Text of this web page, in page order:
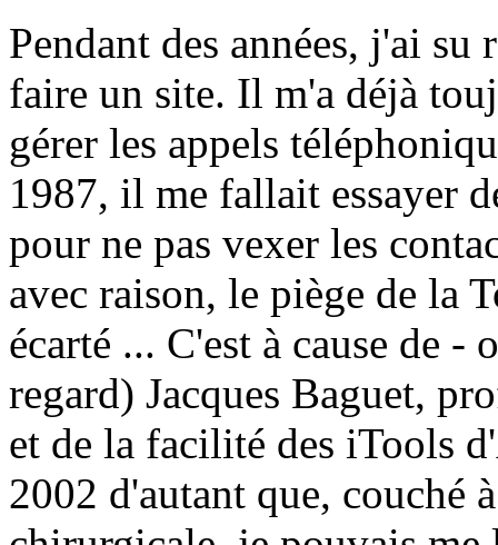
Pendant des années, j'ai su
faire un site. Il m'a déjà
gérer les appels
1987, il me fallait essayer
pour ne pas vexer les
avec raison, le piège de la
écarté ... C'est à cause de -
regard) Jacques Baguet,
et de la facilité des iTools
2002 d'autant que, couché